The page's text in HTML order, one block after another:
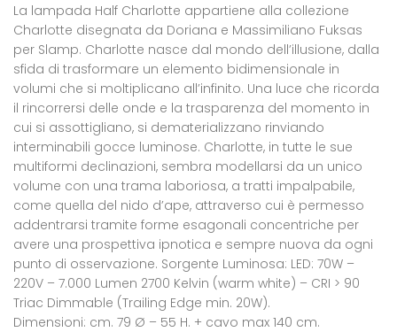
La lampada Half Charlotte appartiene alla collezione
Charlotte disegnata da Doriana e Massimiliano Fuksas
per Slamp. Charlotte nasce dal mondo dell’illusione, dalla
sfida di trasformare un elemento bidimensionale in
volumi che si moltiplicano all’infinito. Una luce che ricorda
il rincorrersi delle onde e la trasparenza del momento in
cui si assottigliano, si dematerializzano rinviando
interminabili gocce luminose. Charlotte, in tutte le sue
multiformi declinazioni, sembra modellarsi da un unico
volume con una trama laboriosa, a tratti impalpabile,
come quella del nido d’ape, attraverso cui è permesso
addentrarsi tramite forme esagonali concentriche per
avere una prospettiva ipnotica e sempre nuova da ogni
punto di osservazione. Sorgente Luminosa: LED: 70W –
220V – 7.000 Lumen 2700 Kelvin (warm white) – CRI > 90
Triac Dimmable (Trailing Edge min. 20W).
Dimensioni: cm. 79 Ø – 55 H. + cavo max 140 cm.